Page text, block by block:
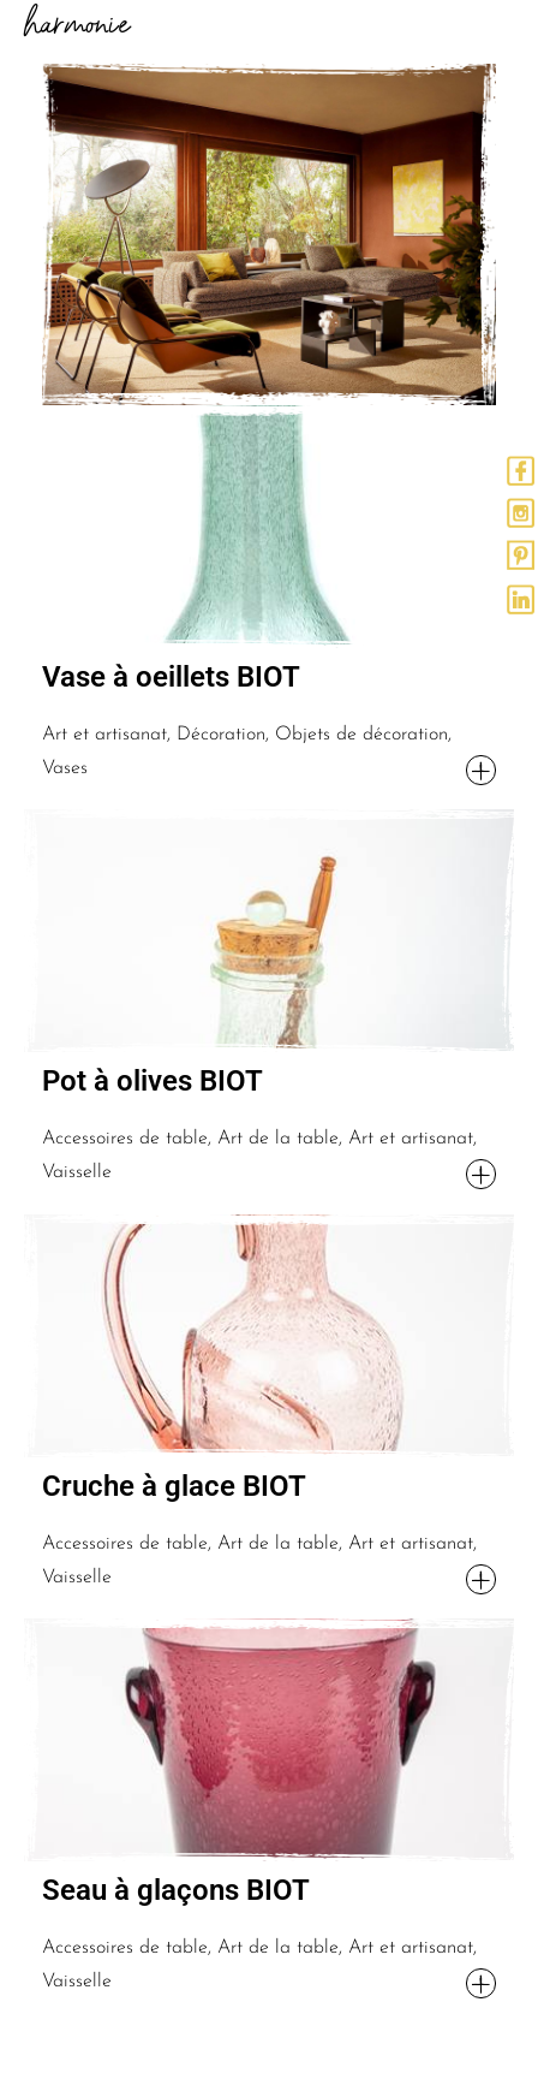
harmonie
Vase à oeillets BIOT
Art et artisanat, Décoration, Objets de décoration,
Vases
Pot à olives BIOT
Accessoires de table, Art de la table, Art et artisanat,
Vaisselle
Cruche à glace BIOT
Accessoires de table, Art de la table, Art et artisanat,
Vaisselle
Seau à glaçons BIOT
Accessoires de table, Art de la table, Art et artisanat,
Vaisselle